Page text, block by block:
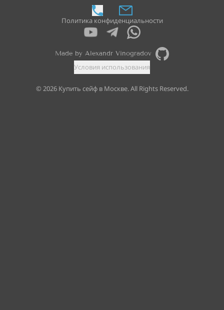
Политика конфиденциальности
Условия использования
© 2026Купить сейф в Москве. All Rights Reserved.
Made by Alexandr Vinogradov